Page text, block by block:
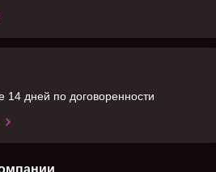
14 дней по договоренности